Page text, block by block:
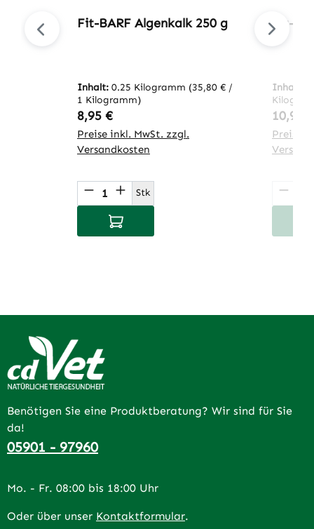
Fit-BARF Algenkalk 250 g
Inhalt: 0.25 Kilogramm (35,80 € /
1 Kilogramm)
Regulärer Preis:
8,95 €
Preise inkl. MwSt. zzgl.
Versandkosten
Produkt Anzahl: Gib den
Stk
In den Warenkorb
Fit-
Inhalt:
10,95 €
Preise
Benötigen Sie eine Produktberatung? Wir sind für Sie
da!
05901 - 97960
Mo. - Fr. 08:00 bis 18:00 Uhr
Oder über unser Kontaktformular.